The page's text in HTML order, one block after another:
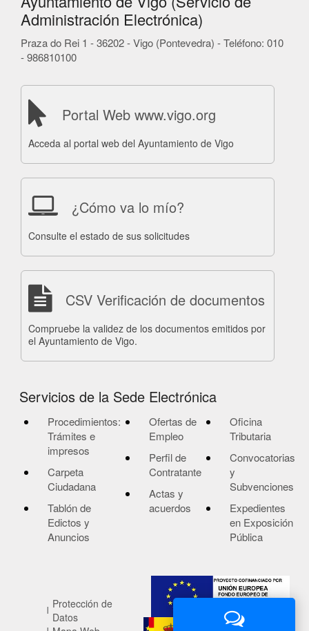
Administración Electrónica)
Praza do Rei 1 - 36202 - Vigo (Pontevedra) - Teléfono: 010
- 986810100
Portal Web www.vigo.org
Acceda al portal web del Ayuntamiento de Vigo
¿Cómo va lo mío?
Consulte el estado de sus solicitudes
CSV Verificación de documentos
Compruebe la validez de los documentos emitidos por
el Ayuntamiento de Vigo.
Servicios de la Sede Electrónica
Procedimientos:
Trámites e
impresos
Carpeta
Ciudadana
Tablón de
Edictos y
Anuncios
Ofertas de
Empleo
Perfil de
Contratante
Actas y
acuerdos
Oficina
Tributaria
Convocatorias
y
Subvenciones
Expedientes
en Exposición
Pública
Protección de
Datos